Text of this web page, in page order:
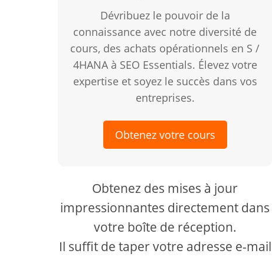
Dévribuez le pouvoir de la
connaissance avec notre diversité de
cours, des achats opérationnels en S /
4HANA à SEO Essentials. Élevez votre
expertise et soyez le succès dans vos
entreprises.
Obtenez votre cours
Obtenez des mises à jour
impressionnantes directement dans
votre boîte de réception.
Il suffit de taper votre adresse e-mail